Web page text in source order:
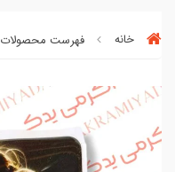
خانه فهرست محصولات